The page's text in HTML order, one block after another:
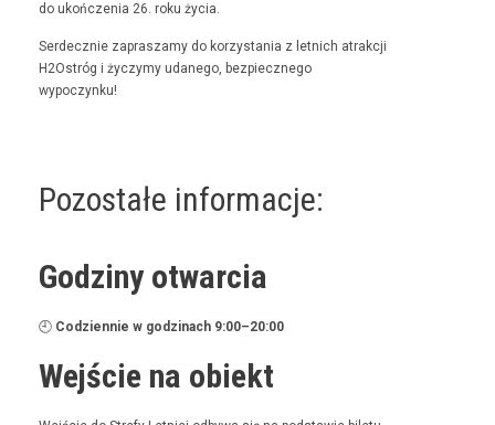
do ukończenia 26. roku życia.
Serdecznie zaprasza­my do korzys­ta­nia z let­nich atrakcji
H2Ostróg i życzymy udanego, bez­piecznego
wypoczynku!
Pozostałe informacje:
Godziny otwarcia
🕘 Codzi­en­nie w godz­i­nach 9:00–20:00
Wejście na obiekt